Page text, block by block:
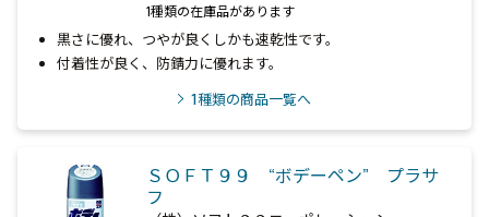
1種類の在庫品があります
黒さに優れ、つやが良くしかも速乾性です。
付着性が良く、防錆力に優れます。
1種類の商品一覧へ
ＳＯＦＴ９９ “ボデーペン” プラサ
フ